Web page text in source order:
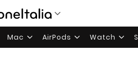
Mac AirPods Watch